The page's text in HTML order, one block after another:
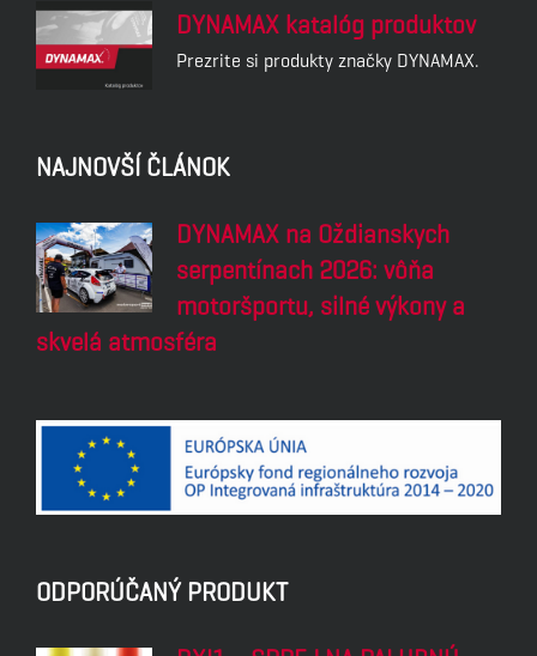
DYNAMAX OHHM 22
KATALÓG PRODUKTOV